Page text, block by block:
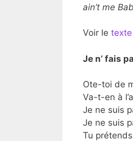
ain’t me
Voir le
Je n’ fais
Ote-toi de
Va-t-en à
Je ne suis
Je ne suis
Tu